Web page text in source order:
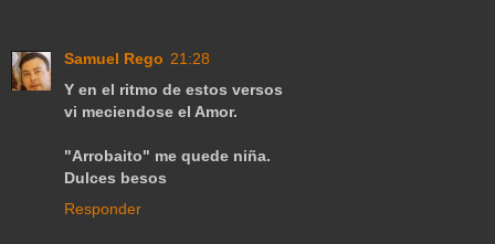
Samuel Rego 21:28
Y en el ritmo de estos versos
vi meciendose el Amor.
"Arrobaito" me quede niña.
Dulces besos
Responder